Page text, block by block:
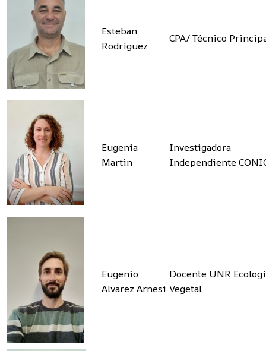
Esteban
Rodríguez
CPA/ Técnico
Eugenia
Martin
Investigadora
Independiente
Eugenio
Alvarez Arnesi
Docente UNR
Vegetal